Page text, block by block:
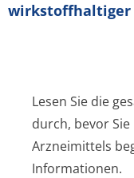
wirkstoffhaltiger
Lesen Sie die
durch, bevor
Arzneimittels
Informationen.